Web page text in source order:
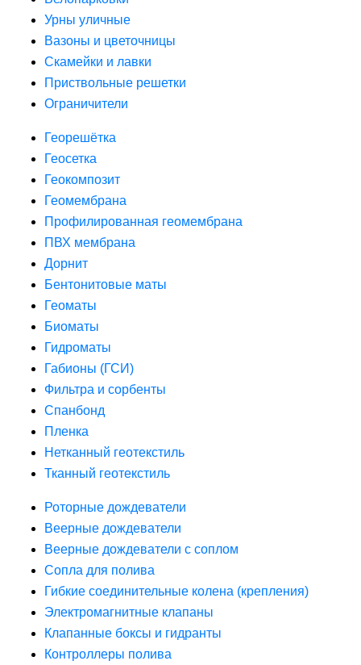
Урны уличные
Вазоны и цветочницы
Скамейки и лавки
Приствольные решетки
Ограничители
Георешётка
Геосетка
Геокомпозит
Геомембрана
Профилированная геомембрана
ПВХ мембрана
Дорнит
Бентонитовые маты
Геоматы
Биоматы
Гидроматы
Габионы (ГСИ)
Фильтра и сорбенты
Спанбонд
Пленка
Нетканный геотекстиль
Тканный геотекстиль
Роторные дождеватели
Веерные дождеватели
Веерные дождеватели с соплом
Сопла для полива
Гибкие соединительные колена (крепления)
Электромагнитные клапаны
Клапанные боксы и гидранты
Контроллеры полива